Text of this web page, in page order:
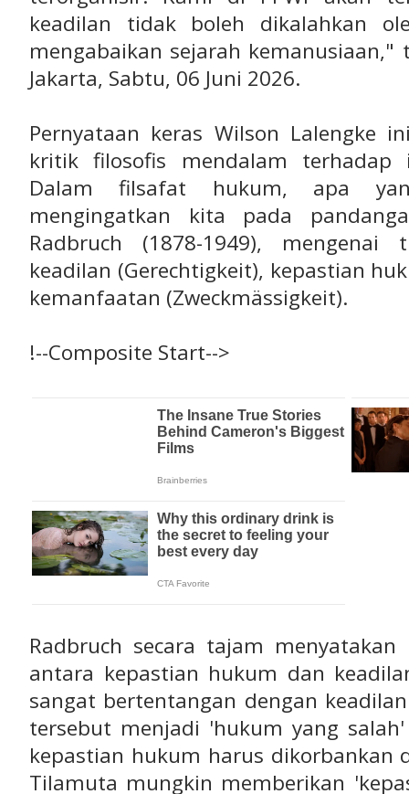
keadilan tidak boleh dikalahkan
mengabaikan sejarah kemanusiaan,"
Jakarta, Sabtu, 06 Juni 2026.
Pernyataan keras Wilson Lalengke
kritik filosofis mendalam
Dalam filsafat hukum, apa
mengingatkan kita pada
Radbruch (1878-1949),
keadilan (Gerechtigkeit), kepastian
kemanfaatan (Zweckmässigkeit).
!--Composite Start-->
Radbruch secara tajam
antara kepastian hukum dan
sangat bertentangan dengan
tersebut menjadi 'hukum yang
kepastian hukum harus dikorbankan
Tilamuta mungkin memberikan